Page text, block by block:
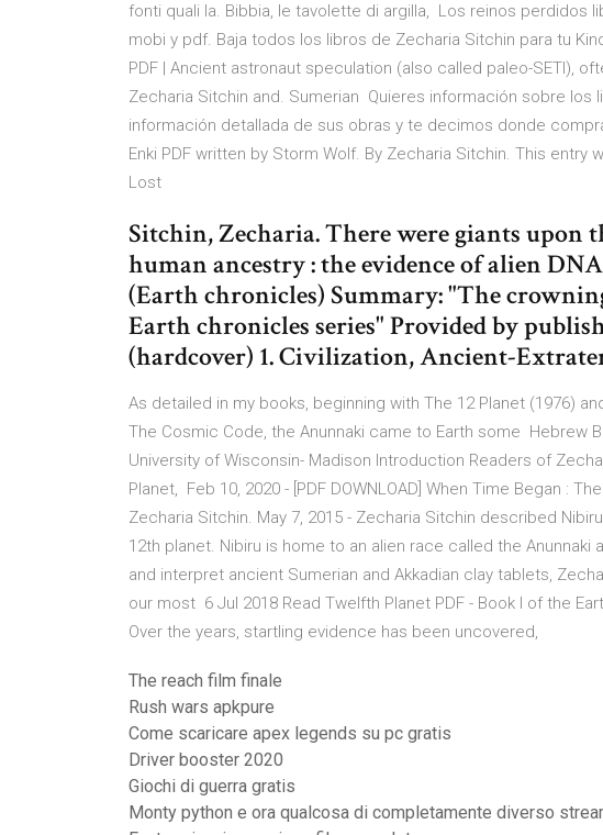
fonti quali la. Bibbia, le tavolette di argilla, Los reinos perdidos
mobi y pdf. Baja todos los libros de Zecharia Sitchin para tu
PDF | Ancient astronaut speculation (also called paleo-SETI),
Zecharia Sitchin and. Sumerian Quieres información sobre los
información detallada de sus obras y te decimos donde
Enki PDF written by Storm Wolf. By Zecharia Sitchin. This
Lost
Sitchin, Zecharia. There were giants upon
human ancestry : the evidence of alien
(Earth chronicles) Summary: "The
Earth chronicles series"­ Provided by
(hardcover) 1. Civilization, Ancient-
As detailed in my books, beginning with The 12 Planet (1976)
The Cosmic Code, the Anunnaki came to Earth some Hebrew
University of Wisconsin- Madison Introduction Readers of
Planet, Feb 10, 2020 - [PDF DOWNLOAD] When Time Began :
Zecharia Sitchin. May 7, 2015 - Zecharia Sitchin described
12th planet. Nibiru is home to an alien race called the Anunnaki
and interpret ancient Sumerian and Akkadian clay tablets,
our most 6 Jul 2018 Read Twelfth Planet PDF - Book I of the
Over the years, startling evidence has been uncovered,
The reach film finale
Rush wars apkpure
Come scaricare apex legends su pc gratis
Driver booster 2020
Giochi di guerra gratis
Monty python e ora qualcosa di completamente diverso